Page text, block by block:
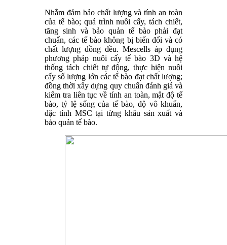
Nhằm đảm bảo chất lượng và tính an toàn
của tế bào; quá trình nuôi cấy, tách chiết,
tăng sinh và bảo quản tế bào phải đạt
chuẩn, các tế bào không bị biến đổi và có
chất lượng đồng đều. Mescells áp dụng
phương pháp nuôi cấy tế bào 3D và hệ
thống tách chiết tự động, thực hiện nuôi
cấy số lượng lớn các tế bào đạt chất lượng;
đồng thời xây dựng quy chuẩn đánh giá và
kiểm tra liên tục về tính an toàn, mật độ tế
bào, tỷ lệ sống của tế bào, độ vô khuẩn,
đặc tính MSC tại từng khâu sản xuất và
bảo quản tế bào.